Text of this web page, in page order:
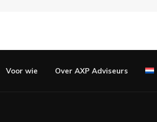
Voor wie Over AXP Adviseurs